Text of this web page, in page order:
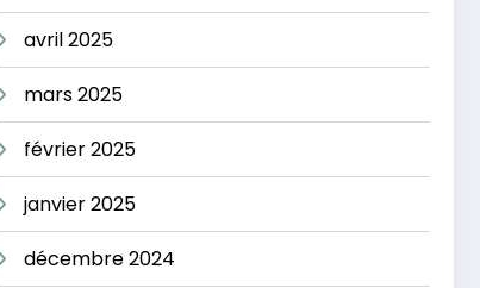
avril 2025
mars 2025
février 2025
janvier 2025
décembre 2024